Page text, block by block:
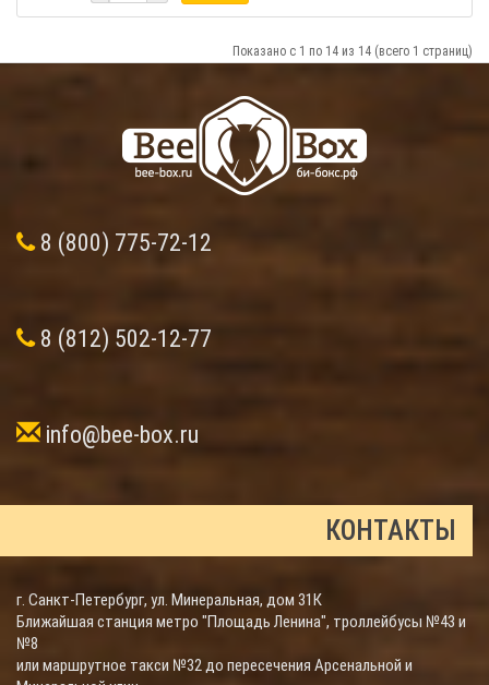
Показано с 1 по 14 из 14 (всего 1 страниц)
8 (800) 775-72-12
8 (812) 502-12-77
info@bee-box.ru
КОНТАКТЫ
г. Санкт-Петербург, ул. Минеральная, дом 31К
Ближайшая станция метро "Площадь Ленина", троллейбусы №43 и
№8
или маршрутное такси №32 до пересечения Арсенальной и